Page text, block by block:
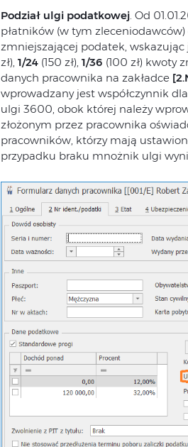
Podział ulgi podatkowej. Od
płatników (w tym
zmniejszającej podatek,
zł), 1/24(150 zł), 1/36 (100 zł) kwoty
danych pracownika na zakładce
wprowadzany jest współczynnik
ulgi 3600, obok której należy
złożonym przez pracownika
pracowników, którzy mają
przypadku braku mnożnik ulgi